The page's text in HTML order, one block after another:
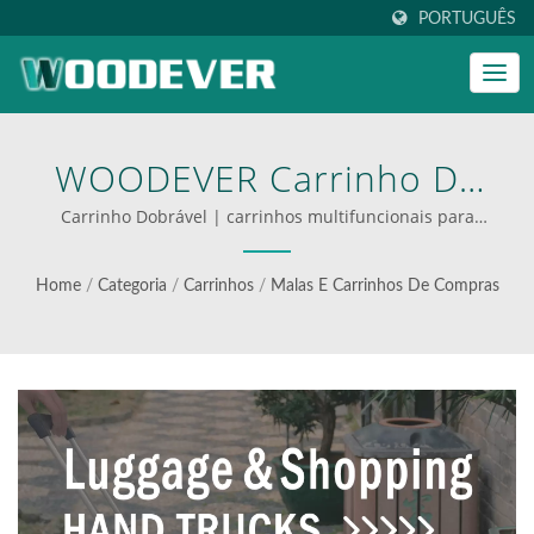
PORTUGUÊS
WOODEVER Carrinho De
Compras Dobrável,
Carrinho De Mão, Carrinho
Camping Oferece Um
Serviço Global B2B De
Qualidade, As Fábricas De
Carrinho Dobrável | carrinhos multifuncionais para
logística eficiente
Home / Categoria / Carrinhos / Malas E Carrinhos De Compras